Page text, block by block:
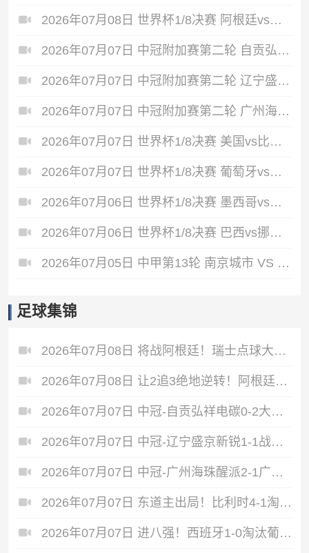
2026年07月08日 世界杯1/8决赛 阿根廷vs埃及 全场录像
2026年07月07日 中冠附加赛第二轮 自贡弘祥电碳 VS 大连聚惺晟恒 全场录像
2026年07月07日 中冠附加赛第二轮 辽宁盛京新锐 VS 上海泽天 全场录像
2026年07月07日 中冠附加赛第二轮 广州海珠醒派 VS 吴川青年 全场录像
2026年07月07日 世界杯1/8决赛 美国vs比利时 全场录像
2026年07月07日 世界杯1/8决赛 葡萄牙vs西班牙 全场录像
2026年07月06日 世界杯1/8决赛 墨西哥vs英格兰 全场录像
2026年07月06日 世界杯1/8决赛 巴西vs挪威 全场录像
2026年07月05日 中甲第13轮 南京城市 VS 佛山南狮 全场录像
足球集锦
2026年07月08日 将战阿根廷！瑞士点球大战4-3淘汰哥伦比亚 D·桑切斯、库乔失点
2026年07月08日 让2追3绝地逆转！阿根廷3-2绝杀埃及进8强 梅西传射+失点恩佐绝杀
2026年07月07日 中冠-自贡弘祥电碳0-2大连聚惺晟恒 马灿杰破门
2026年07月07日 中冠-辽宁盛京新锐1-1战平上海泽天 双方握手言和
2026年07月07日 中冠-广州海珠醒派2-1广东吴川青年 黎宇扬梅开二度
2026年07月07日 东道主出局！比利时4-1淘汰美国 CDK2射1传 巴洛贡补时被换下
2026年07月07日 进八强！西班牙1-0淘汰葡萄牙 梅里诺91分钟绝杀41岁C罗最后一舞